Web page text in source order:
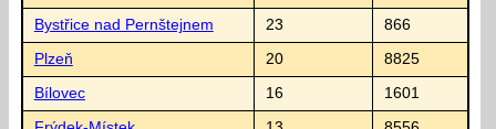
Bystřice nad Pernštejnem 23 866
Plzeň 20 8825
Bílovec 16 1601